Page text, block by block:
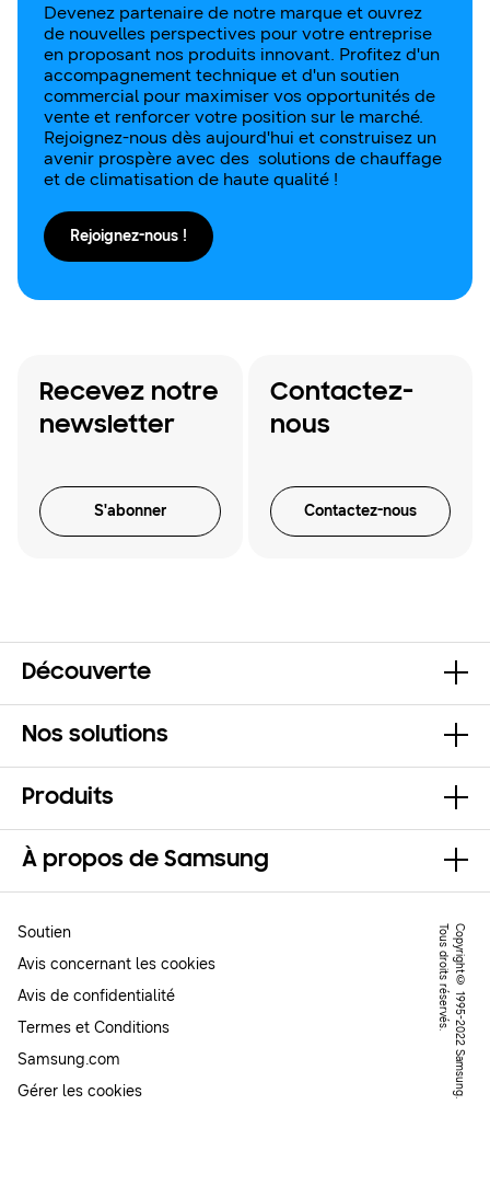
Devenez partenaire de notre marque et ouvrez
de nouvelles perspectives pour votre entreprise
en proposant nos produits innovant. Profitez d'un
accompagnement technique et d'un soutien
commercial pour maximiser vos opportunités de
vente et renforcer votre position sur le marché.
Rejoignez-nous dès aujourd'hui et construisez un
avenir prospère avec des solutions de chauffage
et de climatisation de haute qualité !
Rejoignez-nous !
Recevez notre
newsletter
S'abonner
Contactez-
nous
Contactez-nous
Découverte
Nos solutions
Produits
À propos de Samsung
C
o
p
y
r
ig
h
t
©
1
9
9
5
-
2
0
2
2
S
a
m
s
u
n
g
.
T
o
u
s
d
r
o
it
s
r
é
s
e
r
v
é
s
.
Soutien
Avis concernant les cookies
Avis de confidentialité
Termes et Conditions
Samsung.com
Gérer les cookies